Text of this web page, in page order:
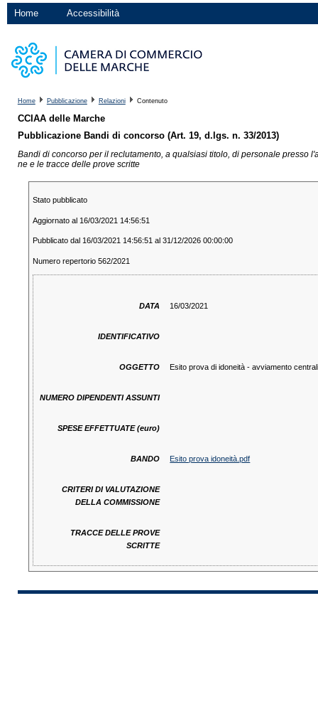
Home Accessibilità
Home Pubblicazione Relazioni Contenuto
CCIAA delle Marche
Pubblicazione Bandi di concorso (Art. 19, d.lgs. n. 33/2013)
Bandi di concorso per il reclutamento, a qualsiasi titolo, di personale presso
ne e le tracce delle prove scritte
Stato pubblicato
Aggiornato al 16/03/2021 14:56:51
Pubblicato dal 16/03/2021 14:56:51 al 31/12/2026 00:00:00
Numero repertorio 562/2021
DATA 16/03/2021
IDENTIFICATIVO
OGGETTO Esito prova di idoneità - avviamento
NUMERO DIPENDENTI ASSUNTI
SPESE EFFETTUATE (euro)
BANDO Esito prova idoneità.pdf
CRITERI DI VALUTAZIONE
DELLA COMMISSIONE
TRACCE DELLE PROVE
SCRITTE